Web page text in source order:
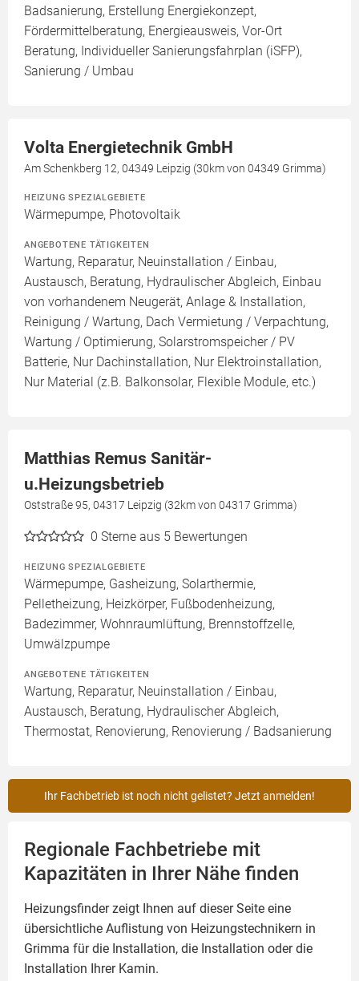
Badsanierung, Erstellung Energiekonzept,
Fördermittelberatung, Energieausweis, Vor-Ort
Beratung, Individueller Sanierungsfahrplan (iSFP),
Sanierung / Umbau
Volta Energietechnik GmbH
Am Schenkberg 12, 04349 Leipzig (30km von 04349 Grimma)
HEIZUNG SPEZIALGEBIETE
Wärmepumpe, Photovoltaik
ANGEBOTENE TÄTIGKEITEN
Wartung, Reparatur, Neuinstallation / Einbau,
Austausch, Beratung, Hydraulischer Abgleich, Einbau
von vorhandenem Neugerät, Anlage & Installation,
Reinigung / Wartung, Dach Vermietung / Verpachtung,
Wartung / Optimierung, Solarstromspeicher / PV
Batterie, Nur Dachinstallation, Nur Elektroinstallation,
Nur Material (z.B. Balkonsolar, Flexible Module, etc.)
Matthias Remus Sanitär-
u.Heizungsbetrieb
Oststraße 95, 04317 Leipzig (32km von 04317 Grimma)
0 Sterne aus 5 Bewertungen
HEIZUNG SPEZIALGEBIETE
Wärmepumpe, Gasheizung, Solarthermie,
Pelletheizung, Heizkörper, Fußbodenheizung,
Badezimmer, Wohnraumlüftung, Brennstoffzelle,
Umwälzpumpe
ANGEBOTENE TÄTIGKEITEN
Wartung, Reparatur, Neuinstallation / Einbau,
Austausch, Beratung, Hydraulischer Abgleich,
Thermostat, Renovierung, Renovierung / Badsanierung
Ihr Fachbetrieb ist noch nicht gelistet? Jetzt anmelden!
Regionale Fachbetriebe mit
Kapazitäten in Ihrer Nähe finden
Heizungsfinder zeigt Ihnen auf dieser Seite eine
übersichtliche Auflistung von Heizungstechnikern in
Grimma für die Installation, die Installation oder die
Installation Ihrer Kamin.